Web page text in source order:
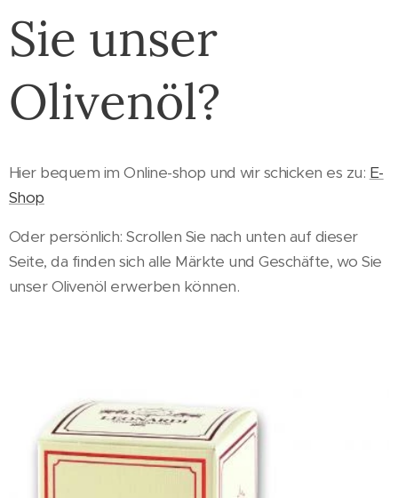
Sie unser
Olivenöl?
Hier bequem im Online-shop und wir schicken es zu: E-
Shop
Oder persönlich: Scrollen Sie nach unten auf dieser
Seite, da finden sich alle Märkte und Geschäfte, wo Sie
unser Olivenöl erwerben können.